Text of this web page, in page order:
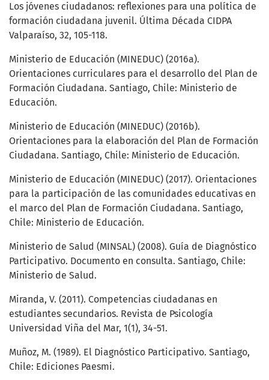
Los jóvenes ciudadanos: reflexiones para una política de
formación ciudadana juvenil. Última Década CIDPA
Valparaíso, 32, 105-118.
Ministerio de Educación (MINEDUC) (2016a).
Orientaciones curriculares para el desarrollo del Plan de
Formación Ciudadana. Santiago, Chile: Ministerio de
Educación.
Ministerio de Educación (MINEDUC) (2016b).
Orientaciones para la elaboración del Plan de Formación
Ciudadana. Santiago, Chile: Ministerio de Educación.
Ministerio de Educación (MINEDUC) (2017). Orientaciones
para la participación de las comunidades educativas en
el marco del Plan de Formación Ciudadana. Santiago,
Chile: Ministerio de Educación.
Ministerio de Salud (MINSAL) (2008). Guía de Diagnóstico
Participativo. Documento en consulta. Santiago, Chile:
Ministerio de Salud.
Miranda, V. (2011). Competencias ciudadanas en
estudiantes secundarios. Revista de Psicología
Universidad Viña del Mar, 1(1), 34-51.
Muñoz, M. (1989). El Diagnóstico Participativo. Santiago,
Chile: Ediciones Paesmi.